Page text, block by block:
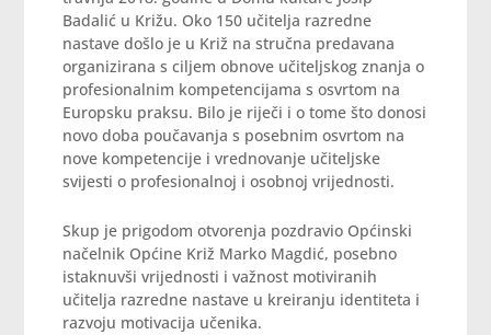
Badalić u Križu. Oko 150 učitelja razredne
nastave došlo je u Križ na stručna predavana
organizirana s ciljem obnove učiteljskog znanja o
profesionalnim kompetencijama s osvrtom na
Europsku praksu. Bilo je riječi i o tome što donosi
novo doba poučavanja s posebnim osvrtom na
nove kompetencije i vrednovanje učiteljske
svijesti o profesionalnoj i osobnoj vrijednosti.
Skup je prigodom otvorenja pozdravio Općinski
načelnik Općine Križ Marko Magdić, posebno
istaknuvši vrijednosti i važnost motiviranih
učitelja razredne nastave u kreiranju identiteta i
razvoju motivacija učenika.